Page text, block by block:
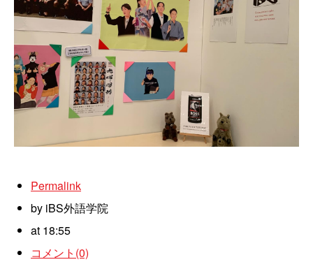
Permalink
by iBS外語学院
at 18:55
コメント(0)